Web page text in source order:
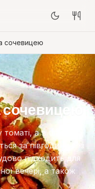
сочевицею
а в шафі
за півгодини без
підходить для
вечері, а також